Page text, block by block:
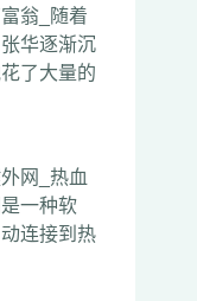
翁_随着
华逐渐沉
了大量的
网_热血
一种软
连接到热